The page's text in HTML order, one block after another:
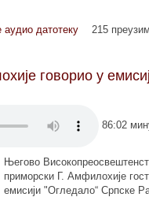
аудио датотеку 215
говорио у
86:02
Његово
приморски Г. Амфилохије
емисији "Огледало“ Српске